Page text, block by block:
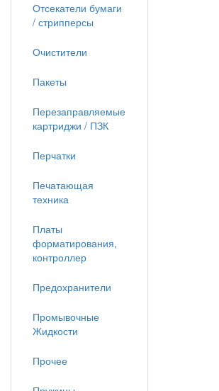
Отсекатели бумаги
/ стрипперсы
Очистители
Пакеты
Перезаправляемые
картриджи / ПЗК
Перчатки
Печатающая
техника
Платы
форматирования,
контроллер
Предохранители
Промывочные
Жидкости
Прочее